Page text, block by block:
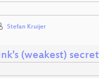
Stefan Kruijer
(weakest)